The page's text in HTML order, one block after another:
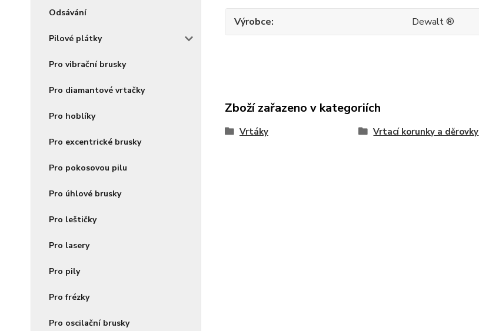
Odsávání
Pilové plátky
Pro vibrační brusky
Pro diamantové vrtačky
Pro hoblíky
Pro excentrické brusky
Pro pokosovou pilu
Pro úhlové brusky
Pro leštičky
Pro lasery
Pro pily
Pro frézky
Pro oscilační brusky
Výrobce Dewalt ®
Zboží zařazeno v kategoriích
Vrtáky Vrtací korunky a děrovky